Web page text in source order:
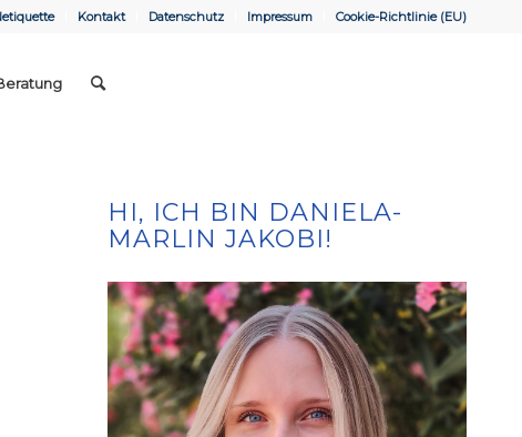
Kontakt Datenschutz Impressum Cookie-Richtlinie (EU)
HI, ICH BIN DANIELA-
MARLIN JAKOBI!